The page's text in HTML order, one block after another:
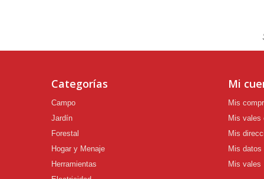
Categorías
Campo
Jardín
Forestal
Hogar y Menaje
Herramientas
Mi
Mis
Mis vales
Mis
Mis datos
Mis vales